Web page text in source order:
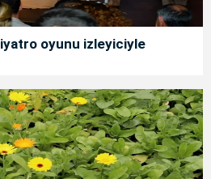
oyunu izleyiciyle